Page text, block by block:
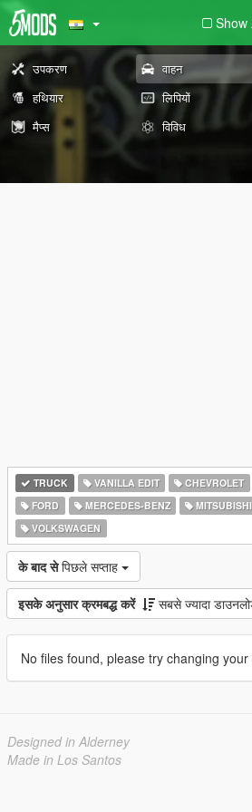
Show
उपकरण वाहन
हथियार
लिपियों
मैप्स
विविध
TRUCK VANILLA EDIT CHEVROLET
FORD
MERCEDES-BENZ MITSUBISHI
VOLKSWAGEN
के बाद से पिछले सप्ताह
इसके अनुसार क्रमबद्ध करें सबसे ज्यादा
No files found, please try changing
Designed in Alderney
Made in Los Santos